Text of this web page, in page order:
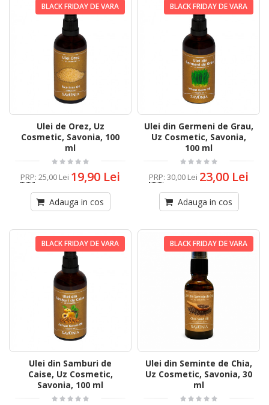
BLACK FRIDAY DE VARA
Ulei de Orez, Uz
Cosmetic, Savonia, 100
ml
PRP: 25,00 Lei 19,90 Lei
Adauga in cos
BLACK FRIDAY DE VARA
Ulei din Germeni de Grau,
Uz Cosmetic, Savonia,
100 ml
PRP: 30,00 Lei 23,00 Lei
Adauga in cos
BLACK FRIDAY DE VARA
Ulei din Samburi de
Caise, Uz Cosmetic,
Savonia, 100 ml
BLACK FRIDAY DE VARA
Ulei din Seminte de Chia,
Uz Cosmetic, Savonia, 30
ml